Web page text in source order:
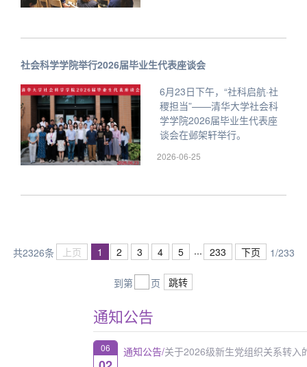
关于2026级新生党组织关系转入的通知
社会科学学院举行2026届毕业生代表座谈会
6月23日下午，“社科启航·社
稷担当”——清华大学社会科
学学院2026届毕业生代表座
谈会在邺架轩举行。
2026-06-25
共2326条 上页 1 2 3 4 5 ... 233 下页 1/233
到第 页 跳转